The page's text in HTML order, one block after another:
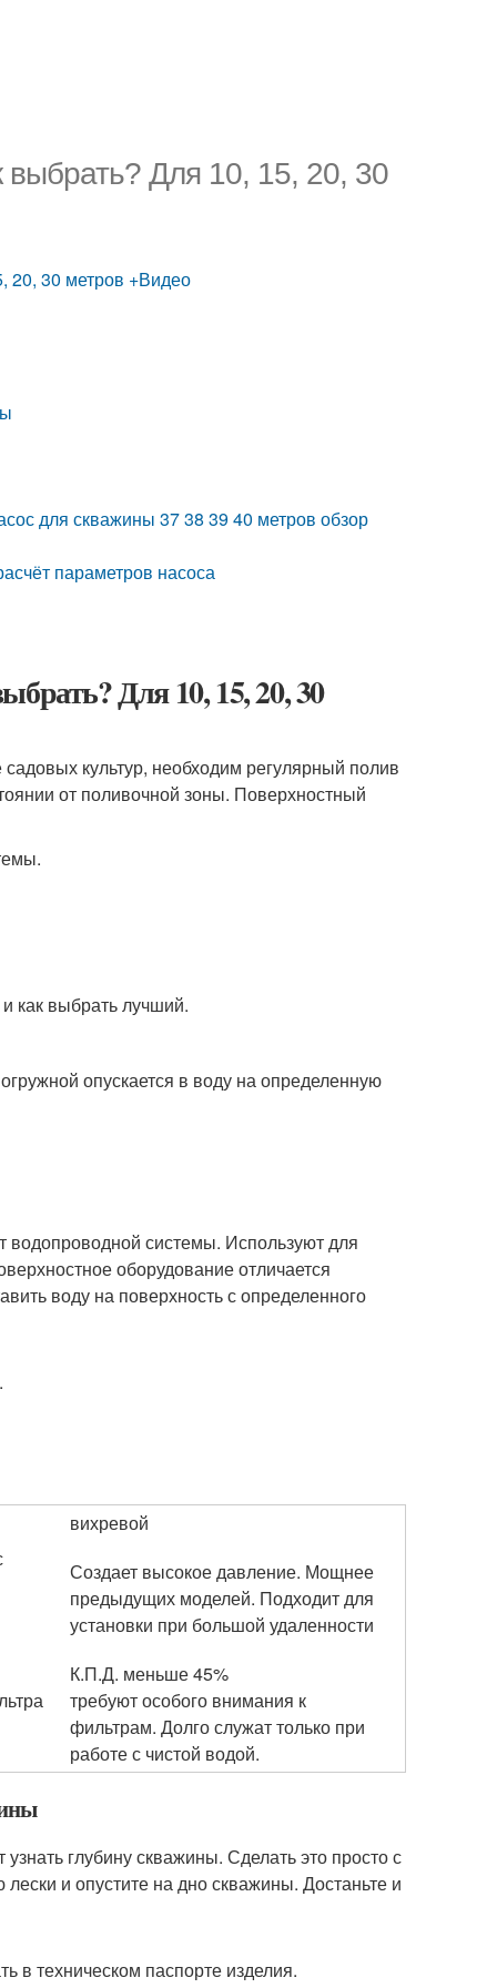
выбрать? Для 10, 15, 20, 30
20, 30 метров +Видео
для скважины 37 38 39 40 метров обзор
параметров насоса
Для 10, 15, 20, 30
культур, необходим регулярный полив
от поливочной зоны. Поверхностный
как выбрать лучший.
опускается в воду на определенную
водопроводной системы. Используют для
оборудование отличается
воду на поверхность с определенного
вихревой
Создает высокое давление. Мощнее
предыдущих моделей. Подходит для
установки при большой удаленности
К.П.Д. меньше 45%
требуют особого внимания к
фильтрам. Долго служат только при
работе с чистой водой.
глубину скважины. Сделать это просто с
и опустите на дно скважины. Достаньте и
в техническом паспорте изделия.